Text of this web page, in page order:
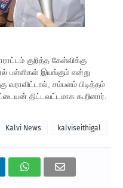
குறித்த கேள்விக்கு
பள்ளிகள் இயங்கும் என்று
வராவிட்டால், சம்பளம் பிடித்தம்
திட்டவட்டமாக கூறினார்.
Kalvi News kalviseithigal